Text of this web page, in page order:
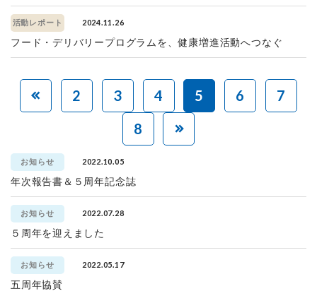
活動レポート 2024.11.26
フード・デリバリープログラムを、健康増進活動へつなぐ
2 3 4 5 6
7
8
お知らせ 2022.10.05
年次報告書＆５周年記念誌
お知らせ 2022.07.28
５周年を迎えました
お知らせ 2022.05.17
五周年協賛